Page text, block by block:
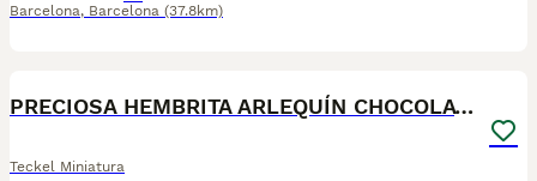
Barcelona, Barcelona (37.8km)
PRECIOSA HEMBRITA ARLEQUÍN CHOCOLATE
Teckel Miniatura